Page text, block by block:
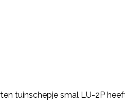
tuinschepje smal LU-2P